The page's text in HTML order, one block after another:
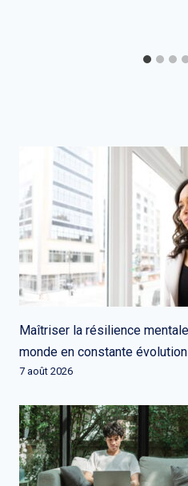
Maîtriser la résilience
monde en constante évolution
7 août 2026